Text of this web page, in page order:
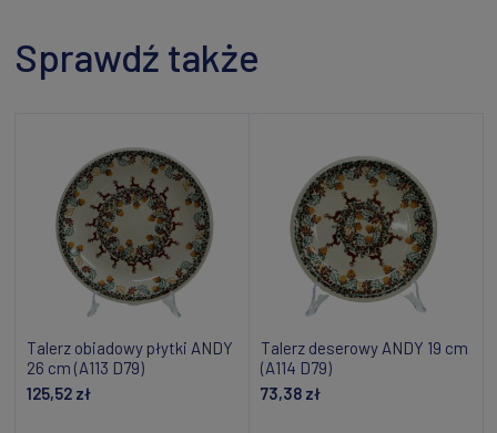
Sprawdź także
Talerz obiadowy płytki ANDY
26 cm (A113 D79)
125,52 zł
Talerz deserowy ANDY 19 cm
(A114 D79)
73,38 zł